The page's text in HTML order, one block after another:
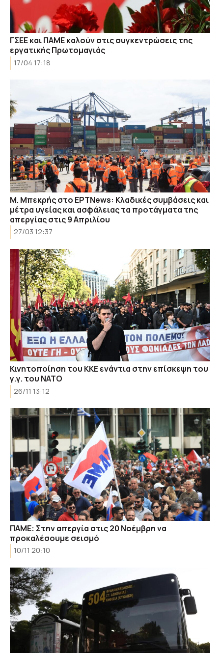
ΓΣΕΕ και ΠΑΜΕ καλούν στις συγκεντρώσεις της
εργατικής Πρωτομαγιάς
17/04 17:18
Μ. Μπεκρής στο ΕΡΤΝews: Κλαδικές συμβάσεις και
μέτρα υγείας και ασφάλειας τα προτάγματα της
απεργίας στις 9 Απριλίου
27/03 12:37
Κινητοποίηση του ΚΚΕ ενάντια στην επίσκεψη του
γ.γ. του ΝΑΤΟ
26/11 13:12
ΠΑΜΕ: Στην απεργία στις 20 Νοέμβρη να
προκαλέσουμε σεισμό
10/11 20:10